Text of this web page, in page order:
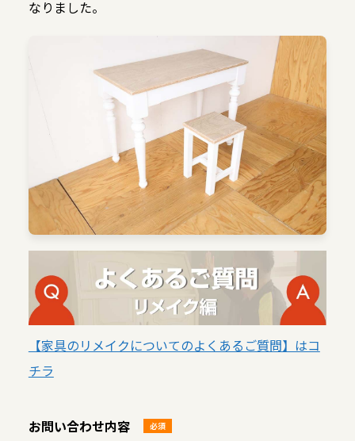
なりました。
【家具のリメイクについてのよくあるご質問】はコ
チラ
お問い合わせ内容 必須